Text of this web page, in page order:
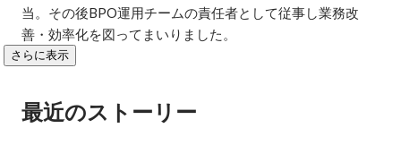
当。その後BPO運用チームの責任者として従事し業務改
善・効率化を図ってまいりました。
さらに表示
最近のストーリー